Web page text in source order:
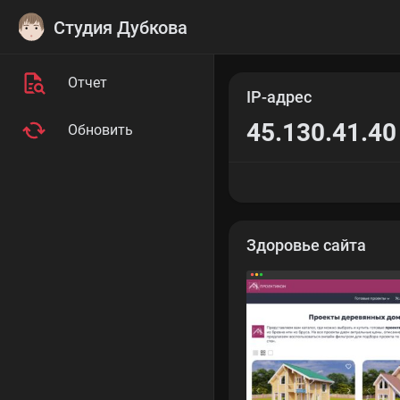
Студия Дубкова
Отчет
Обновить
IP-адрес
45.130.41.40
Здоровье сайта